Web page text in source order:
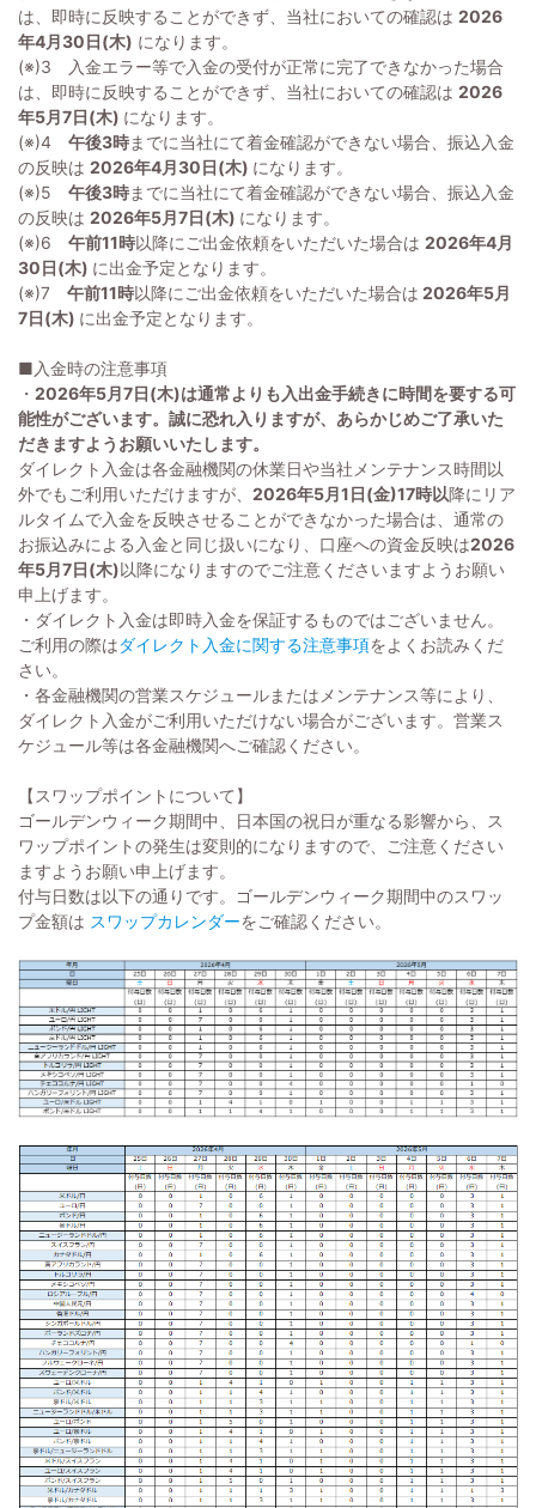
は、即時に反映することができず、当社においての確認は 2026
年4月30日(木) になります。
(※)3 入金エラー等で入金の受付が正常に完了できなかった場合
は、即時に反映することができず、当社においての確認は 2026
年5月7日(木) になります。
(※)4 午後3時までに当社にて着金確認ができない場合、振込入金
の反映は 2026年4月30日(木) になります。
(※)5 午後3時までに当社にて着金確認ができない場合、振込入金
の反映は 2026年5月7日(木) になります。
(※)6 午前11時以降にご出金依頼をいただいた場合は 2026年4月
30日(木) に出金予定となります。
(※)7 午前11時以降にご出金依頼をいただいた場合は 2026年5月
7日(木) に出金予定となります。
■入金時の注意事項
・ 2026年5月7日(木)は通常よりも入出金手続きに時間を要する可
能性がございます。誠に恐れ入りますが、あらかじめご了承いた
だきますようお願いいたします。
ダイレクト入金は各金融機関の休業日や当社メンテナンス時間以
外でもご利用いただけますが、 2026年5月1日(金)17時以降にリア
ルタイムで入金を反映させることができなかった場合は、通常の
お振込みによる入金と同じ扱いになり、口座への資金反映は2026
年5月7日(木)以降になりますのでご注意くださいますようお願い
申上げます。
・ダイレクト入金は即時入金を保証するものではございません。
ご利用の際はダイレクト入金に関する注意事項をよくお読みくだ
さい。
・各金融機関の営業スケジュールまたはメンテナンス等により、
ダイレクト入金がご利用いただけない場合がございます。営業ス
ケジュール等は各金融機関へご確認ください。
【スワップポイントについて】
ゴールデンウィーク期間中、日本国の祝日が重なる影響から、ス
ワップポイントの発生は変則的になりますので、ご注意ください
ますようお願い申上げます。
付与日数は以下の通りです。ゴールデンウィーク期間中のスワッ
プ金額は スワップカレンダーをご確認ください。